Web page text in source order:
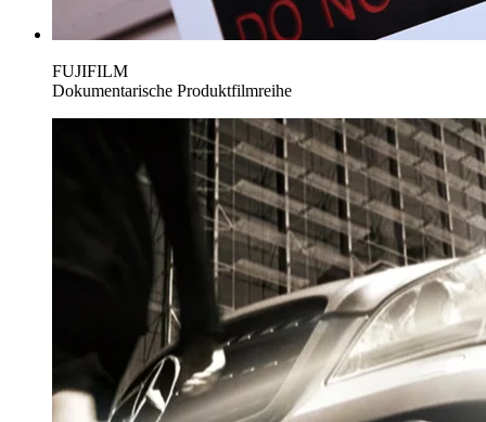
FUJIFILM
Dokumentarische Produktfilmreihe